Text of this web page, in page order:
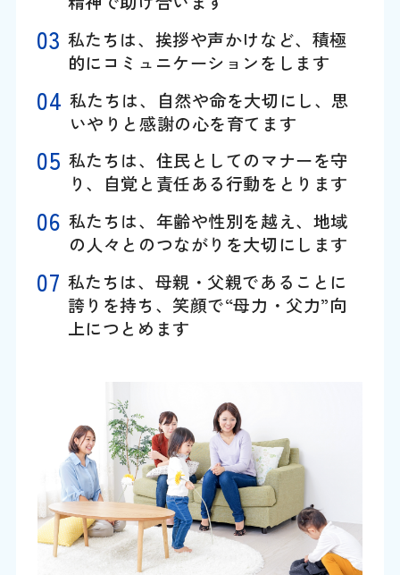
私たちは、挨拶や声かけなど、積極
的にコミュニケーションをします
私たちは、自然や命を大切にし、思
いやりと感謝の心を育てます
私たちは、住民としてのマナーを守
り、自覚と責任ある行動をとります
私たちは、年齢や性別を越え、地域
の人々とのつながりを大切にします
私たちは、母親・父親であることに
誇りを持ち、笑顔で“母力・父力”向
上につとめます